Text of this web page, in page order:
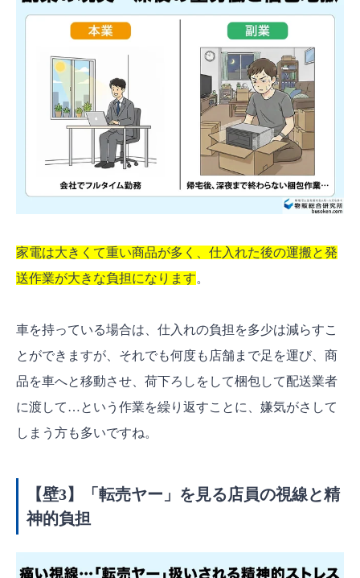
家電は大きくて重い商品が多く、仕入れた後の運搬と発
送作業が大きな負担になります。
車を持っている場合は、仕入れの負担を多少は減らすこ
とができますが、それでも何度も店舗まで足を運び、商
品を車へと移動させ、荷下ろしをして梱包して配送業者
に渡して…という作業を繰り返すことに、嫌気がさして
しまう方も多いですね。
【壁3】「転売ヤー」を見る店員の視線と精
神的負担